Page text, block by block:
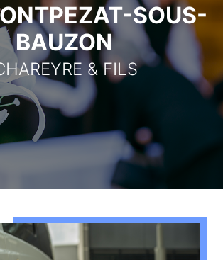
SOUS-
BAUZON
& FILS